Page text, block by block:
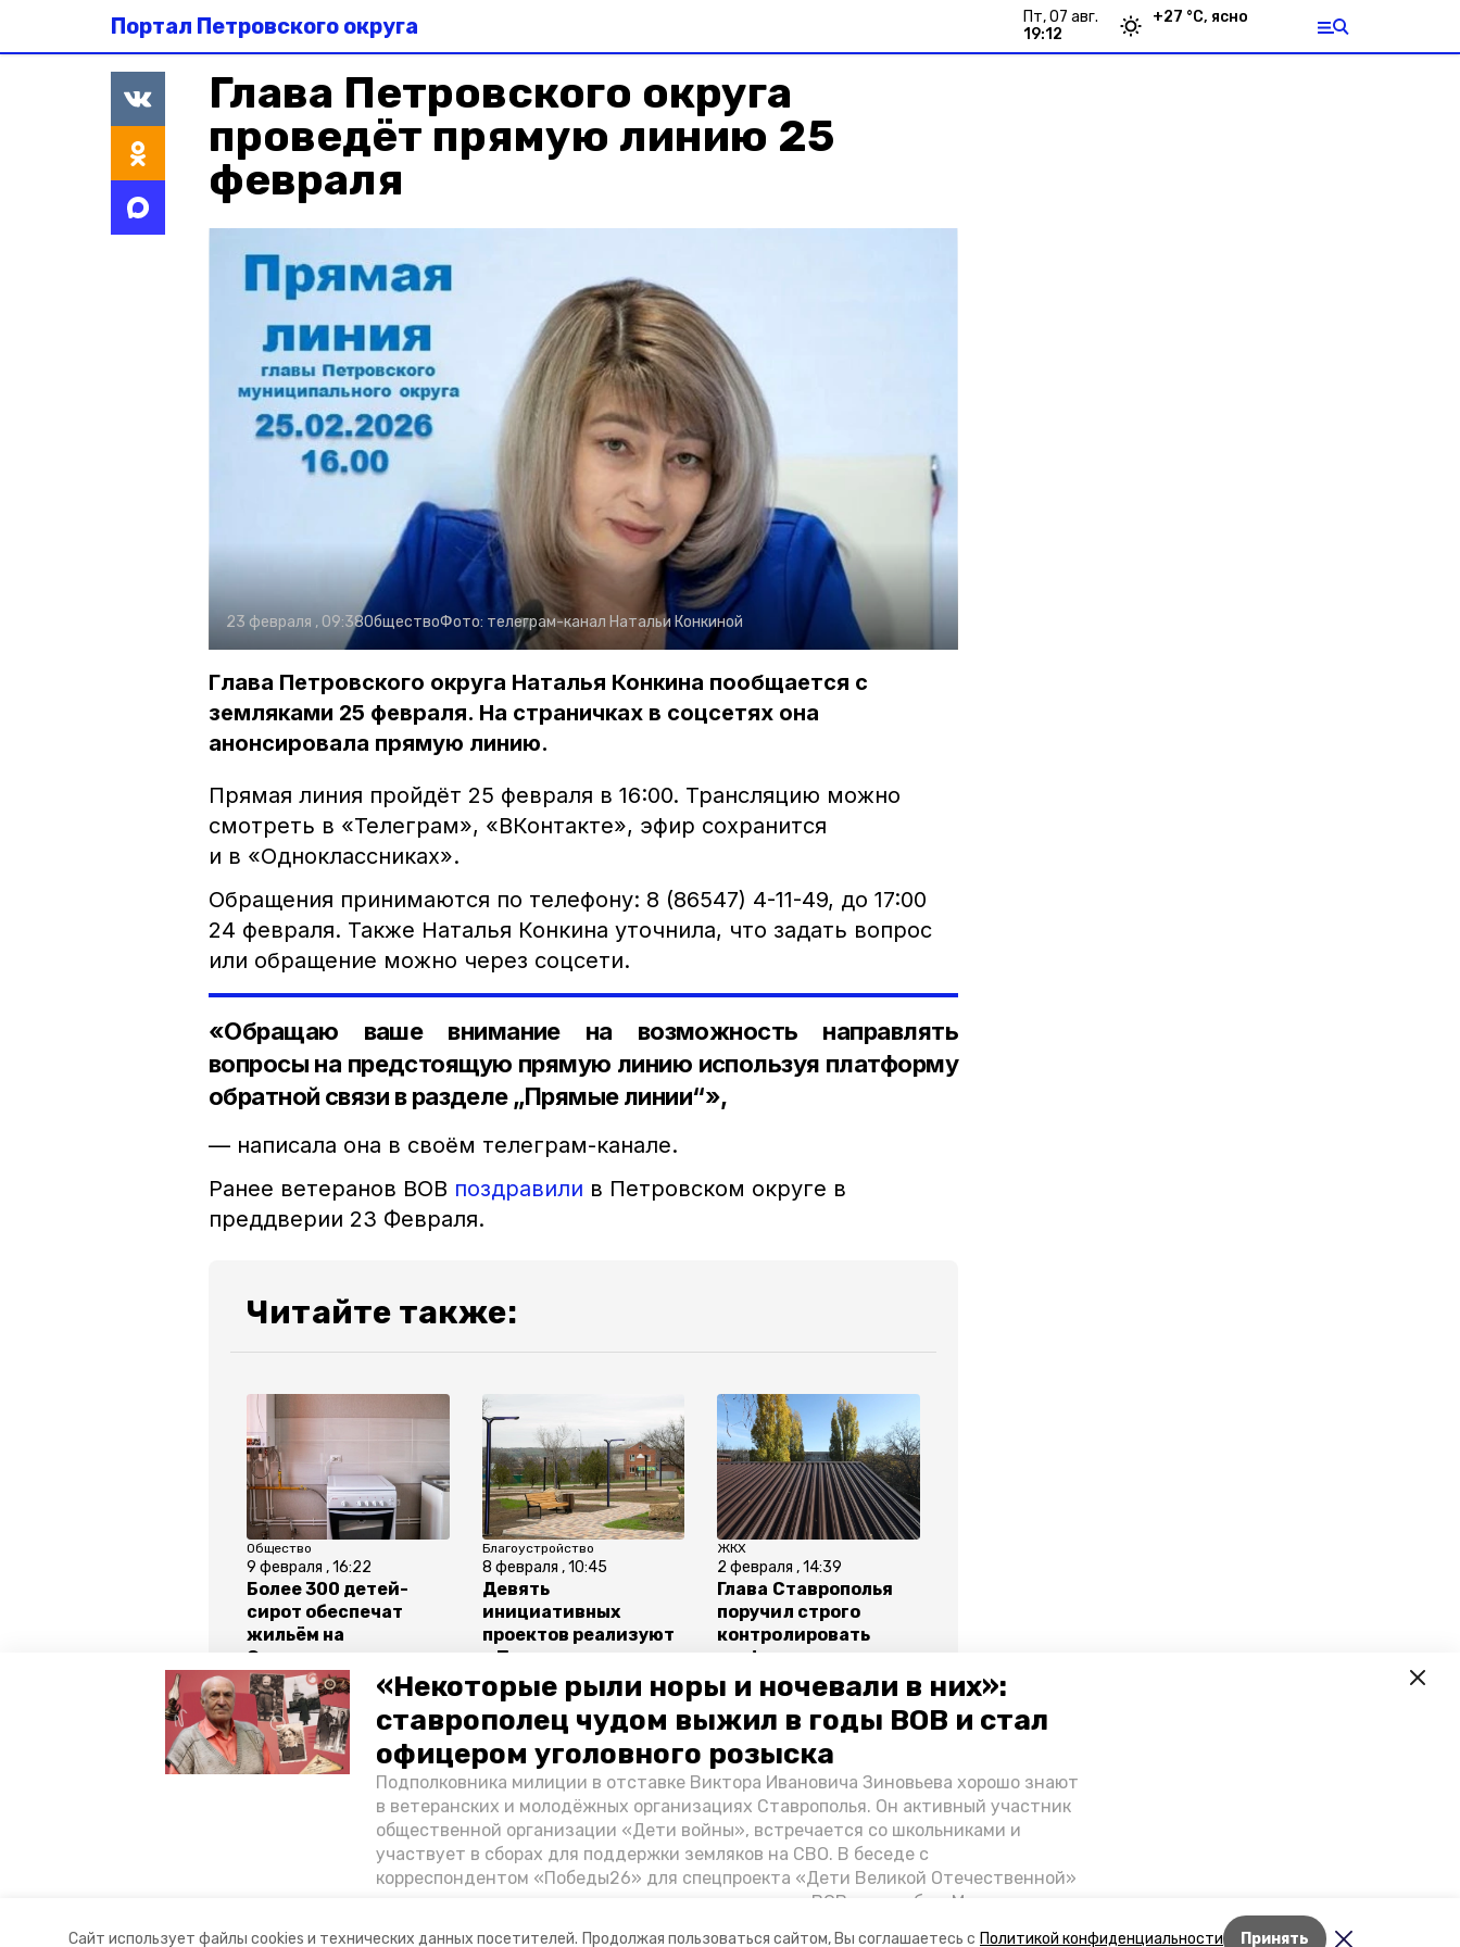
Сайт использует файлы cookies и технических данных посетителей. Продолжая пользоваться сайтом, Вы соглашаетесь с Политикой конфиденциальности Принять
«Некоторые рыли норы и ночевали в них»:
ставрополец чудом выжил в годы ВОВ и стал
офицером уголовного розыска
Подполковника милиции в отставке Виктора Ивановича Зиновьева хорошо знают
в ветеранских и молодёжных организациях Ставрополья. Он активный участник
общественной организации «Дети войны», встречается со школьниками и
участвует в сборах для поддержки земляков на СВО. В беседе с
корреспондентом «Победы26» для спецпроекта «Дети Великой Отечественной»
ветеран рассказал о зверствах оккупантов в годы ВОВ, о службе в Москве,
Портал Петровского округа
пт, 07 авг.
19:12
+27 °С, ясно
Лента новостей
Глава Петровского округа
проведёт прямую линию 25
февраля
23 февраля , 09:38ОбществоФото: телеграм-канал Натальи Конкиной
Глава Петровского округа Наталья Конкина пообщается с
земляками 25 февраля. На страничках в соцсетях она
анонсировала прямую линию.
Прямая линия пройдёт 25 февраля в 16:00. Трансляцию можно
смотреть в «Телеграм», «ВКонтакте», эфир сохранится
и в «Одноклассниках».
Обращения принимаются по телефону: 8 (86547) 4-11-49, до 17:00
24 февраля. Также Наталья Конкина уточнила, что задать вопрос
или обращение можно через соцсети.
«Обращаю ваше внимание на возможность направлять
вопросы на предстоящую прямую линию используя платформу
обратной связи в разделе „Прямые линии“»,
— написала она в своём телеграм-канале.
Ранее ветеранов ВОВ поздравили в Петровском округе в
преддверии 23 Февраля.
Читайте также:
Общество
9 февраля , 16:22
Более 300 детей-
сирот обеспечат
жильём на
Ставрополье
Благоустройство
8 февраля , 10:45
Девять
инициативных
проектов реализуют
в Петровском округе
в 2026 году
ЖКХ
2 февраля , 14:39
Глава Ставрополья
поручил строго
контролировать
график капремонта
кровель
Все новости
наталья конкина ставропольский край
прямая линия с главой